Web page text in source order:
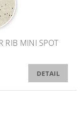
RIB MINI SPOT
DETAIL